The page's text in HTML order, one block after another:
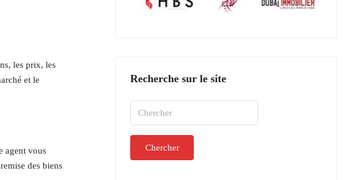
les prix, les
et le
agent vous
des biens
Recherche sur le site
Chercher